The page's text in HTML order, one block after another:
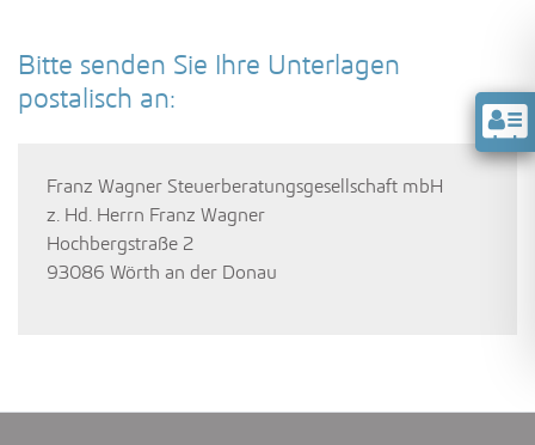
Bitte senden Sie Ihre Unterlagen
postalisch an:
Franz Wagner Steuerberatungsgesellschaft mbH
z. Hd. Herrn Franz Wagner
Hochbergstraße 2
93086 Wörth an der Donau